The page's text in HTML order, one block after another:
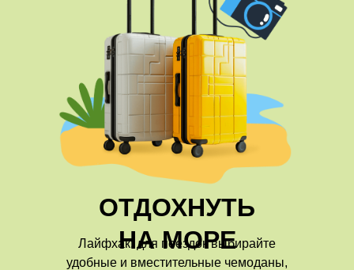
ОТДОХНУТЬ
НА МОРЕ
Лайфхак: для поездок выбирайте
удобные и вместительные чемоданы,